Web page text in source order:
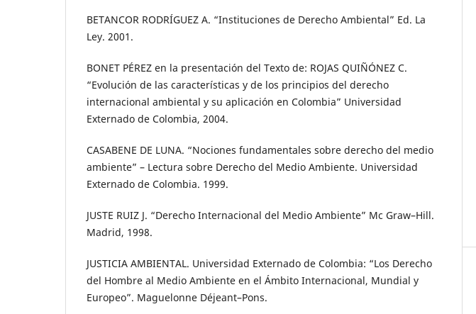
BETANCOR RODRÍGUEZ A. “Instituciones de Derecho Ambiental” Ed. La
Ley. 2001.
BONET PÉREZ en la presentación del Texto de: ROJAS QUIÑÓNEZ C.
“Evolución de las características y de los principios del derecho
internacional ambiental y su aplicación en Colombia” Universidad
Externado de Colombia, 2004.
CASABENE DE LUNA. “Nociones fundamentales sobre derecho del medio
ambiente” – Lectura sobre Derecho del Medio Ambiente. Universidad
Externado de Colombia. 1999.
JUSTE RUIZ J. “Derecho Internacional del Medio Ambiente” Mc Graw–Hill.
Madrid, 1998.
JUSTICIA AMBIENTAL. Universidad Externado de Colombia: “Los Derecho
del Hombre al Medio Ambiente en el Ámbito Internacional, Mundial y
Europeo”. Maguelonne Déjeant–Pons.